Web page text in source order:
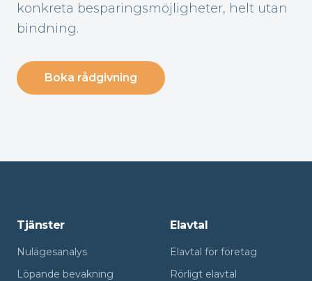
konkreta besparingsmöjligheter, helt utan
bindning.
Boka rådgivning
Tjänster
Nulägesanalys
Löpande bevakning
Elavtal
Elavtal för företag
Rörligt elavtal